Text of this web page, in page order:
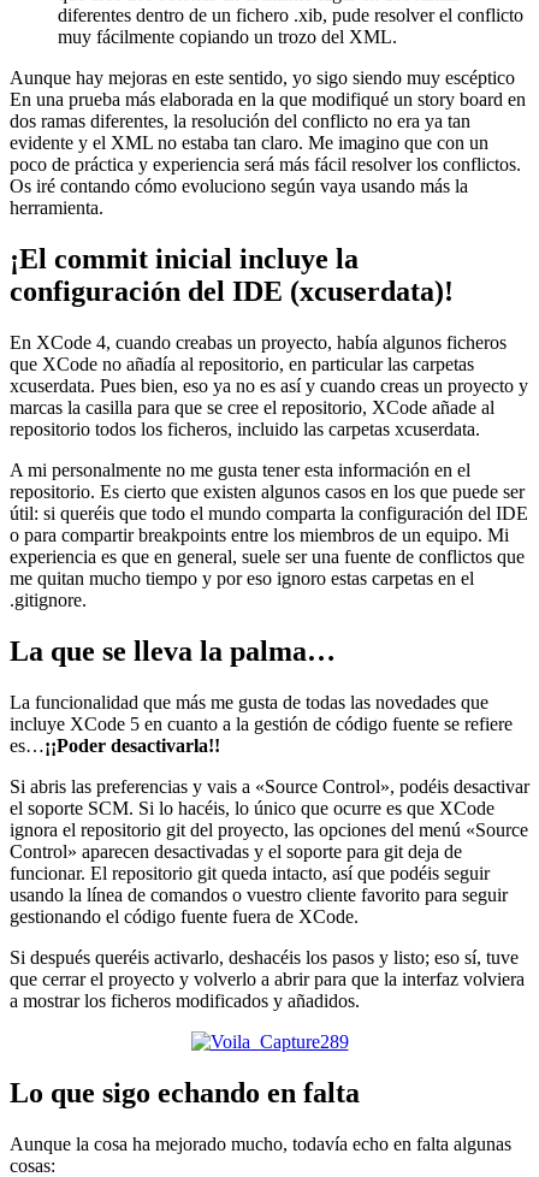
diferentes dentro de un fichero .xib, pude resolver el conflicto
muy fácilmente copiando un trozo del XML.
Aunque hay mejoras en este sentido, yo sigo siendo muy escéptico
En una prueba más elaborada en la que modifiqué un story board en
dos ramas diferentes, la resolución del conflicto no era ya tan
evidente y el XML no estaba tan claro. Me imagino que con un
poco de práctica y experiencia será más fácil resolver los conflictos.
Os iré contando cómo evoluciono según vaya usando más la
herramienta.
¡El commit inicial incluye la
configuración del IDE (xcuserdata)!
En XCode 4, cuando creabas un proyecto, había algunos ficheros
que XCode no añadía al repositorio, en particular las carpetas
xcuserdata. Pues bien, eso ya no es así y cuando creas un proyecto y
marcas la casilla para que se cree el repositorio, XCode añade al
repositorio todos los ficheros, incluido las carpetas xcuserdata.
A mi personalmente no me gusta tener esta información en el
repositorio. Es cierto que existen algunos casos en los que puede ser
útil: si queréis que todo el mundo comparta la configuración del IDE
o para compartir breakpoints entre los miembros de un equipo. Mi
experiencia es que en general, suele ser una fuente de conflictos que
me quitan mucho tiempo y por eso ignoro estas carpetas en el
.gitignore.
La que se lleva la palma…
La funcionalidad que más me gusta de todas las novedades que
incluye XCode 5 en cuanto a la gestión de código fuente se refiere
es…¡¡Poder desactivarla!!
Si abris las preferencias y vais a «Source Control», podéis desactivar
el soporte SCM. Si lo hacéis, lo único que ocurre es que XCode
ignora el repositorio git del proyecto, las opciones del menú «Source
Control» aparecen desactivadas y el soporte para git deja de
funcionar. El repositorio git queda intacto, así que podéis seguir
usando la línea de comandos o vuestro cliente favorito para seguir
gestionando el código fuente fuera de XCode.
Si después queréis activarlo, deshacéis los pasos y listo; eso sí, tuve
que cerrar el proyecto y volverlo a abrir para que la interfaz volviera
a mostrar los ficheros modificados y añadidos.
Lo que sigo echando en falta
Aunque la cosa ha mejorado mucho, todavía echo en falta algunas
cosas: